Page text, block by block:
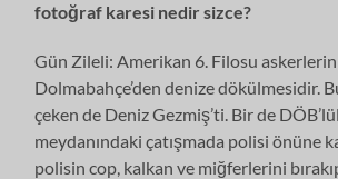
fotoğraf karesi nedir sizce?
Gün Zileli: Amerikan 6. Filosu
Dolmabahçe’den denize dökülmesidir.
çeken de Deniz Gezmiş’ti. Bir de
meydanındaki çatışmada polisi önüne
polisin cop, kalkan ve miğferlerini